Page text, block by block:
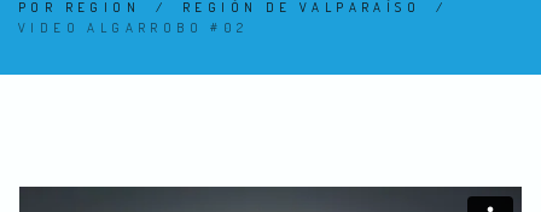
POR REGION
/ REGIÓN DE VALPARAÍSO
/
VIDEO ALGARROBO #02